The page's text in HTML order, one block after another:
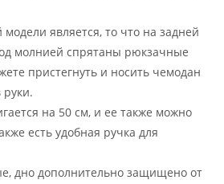
является, то что на задней
молнией спрятаны рюкзачные
пристегнуть и носить чемодан
руки.
на 50 см, и ее также можно
есть удобная ручка для
дно дополнительно защищено от